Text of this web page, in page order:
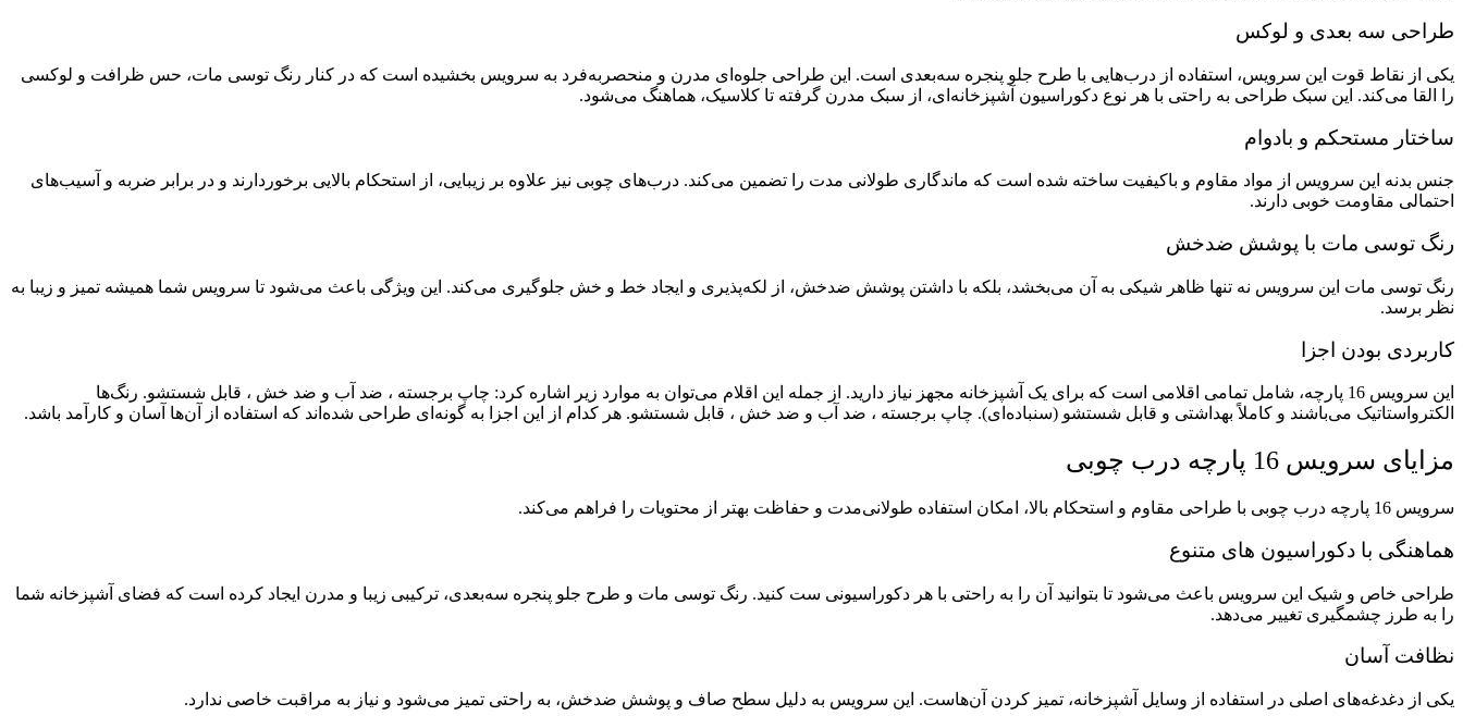
طراحی سه‌ بعدی و لوکس
یکی از نقاط قوت این سرویس، استفاده از درب‌هایی با طرح جلو پنجره سه‌بعدی است. این طراحی جلوه‌ای مدرن و منحصر‌به‌فرد به سرویس بخشیده است که در کنار رنگ توسی مات، حس ظرافت و لوکسی
را القا می‌کند. این سبک طراحی به راحتی با هر نوع دکوراسیون آشپزخانه‌ای، از سبک مدرن گرفته تا کلاسیک، هماهنگ می‌شود.
ساختار مستحکم و بادوام
جنس بدنه این سرویس از مواد مقاوم و باکیفیت ساخته شده است که ماندگاری طولانی مدت را تضمین می‌کند. درب‌های چوبی نیز علاوه بر زیبایی، از استحکام بالایی برخوردارند و در برابر ضربه و آسیب‌های
احتمالی مقاومت خوبی دارند.
رنگ توسی مات با پوشش ضدخش
رنگ توسی مات این سرویس نه تنها ظاهر شیکی به آن می‌بخشد، بلکه با داشتن پوشش ضدخش، از لکه‌پذیری و ایجاد خط و خش جلوگیری می‌کند. این ویژگی باعث می‌شود تا سرویس شما همیشه تمیز و زیبا به
نظر برسد.
کاربردی بودن اجزا
این سرویس 16 پارچه، شامل تمامی اقلامی است که برای یک آشپزخانه مجهز نیاز دارید. از جمله این اقلام می‌توان به موارد زیر اشاره کرد: چاپ برجسته ، ضد آب و ضد خش ، قابل شستشو. رنگ‌ها
الکترواستاتیک می‌باشند و کاملاً بهداشتی و قابل شستشو (سنباده‌ای). چاپ برجسته ، ضد آب و ضد خش ، قابل شستشو. هر کدام از این اجزا به گونه‌ای طراحی شده‌اند که استفاده از آن‌ها آسان و کارآمد باشد.
مزایای سرویس 16 پارچه درب چوبی
سرویس 16 پارچه درب چوبی با طراحی مقاوم و استحکام بالا، امکان استفاده طولانی‌مدت و حفاظت بهتر از محتویات را فراهم می‌کند.
هماهنگی با دکوراسیون‌ های متنوع
طراحی خاص و شیک این سرویس باعث می‌شود تا بتوانید آن را به راحتی با هر دکوراسیونی ست کنید. رنگ توسی مات و طرح جلو پنجره سه‌بعدی، ترکیبی زیبا و مدرن ایجاد کرده است که فضای آشپزخانه شما
را به طرز چشمگیری تغییر می‌دهد.
نظافت آسان
یکی از دغدغه‌های اصلی در استفاده از وسایل آشپزخانه، تمیز کردن آن‌هاست. این سرویس به دلیل سطح صاف و پوشش ضدخش، به راحتی تمیز می‌شود و نیاز به مراقبت خاصی ندارد.